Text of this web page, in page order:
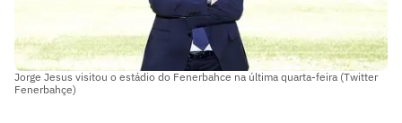
Jorge Jesus visitou o estádio do Fenerbahce na última quarta-feira (Twitter
Fenerbahçe)